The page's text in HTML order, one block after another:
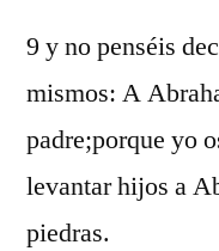
9 y no penséis
mismos: A
padre;porque yo
levantar hijos a
piedras.